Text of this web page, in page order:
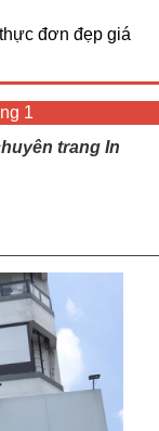
đơn đẹp giá
1
trang In